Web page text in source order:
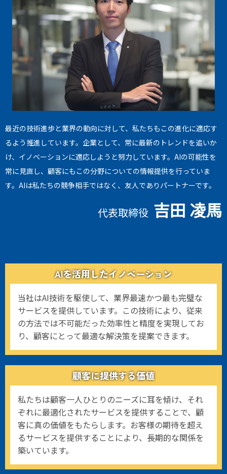
最近の技術進歩と業界の動向に対して、私たちもこの進化に適応す
るよう推進しています。企業として、常に最新のトレンドを追いか
け、イノベーションに適応しようと努力しています。AIの可能性を
常に見直し、顧客にもこの分野についての情報提供を行っていま
す。AIは私たちの競争相手ではなく、友人でありパートナーです。
代表取締役 吉田 凌馬
AIを活用したイノベーション
当社はAI技術を駆使して、業界最速かつ最も完璧な
サービスを提供しています。この技術により、従来
の方法では不可能だった効率性と精度を実現してお
り、顧客にとって最適な解決策を提案できます。
顧客に提供する価値
私たちは顧客一人ひとりのニーズに耳を傾け、それ
ぞれに最適化されたサービスを提供することで、顧
客に真の価値をもたらします。お客様の期待を超え
るサービスを提供することにより、長期的な関係を
築いています。